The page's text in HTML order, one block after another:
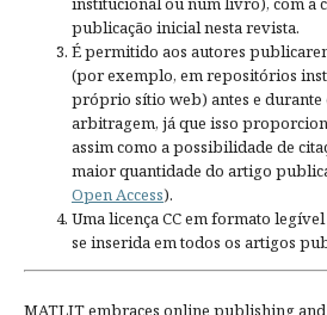
publicação inicial nesta revista.
É permitido aos autores
(por exemplo, em repositórios
próprio sítio web) antes e durante
arbitragem, já que isso
assim como a possibilidade de
maior quantidade do artigo
Open Access).
Uma licença CC em formato
se inserida em todos os artigos
MATLIT embraces online publishing and